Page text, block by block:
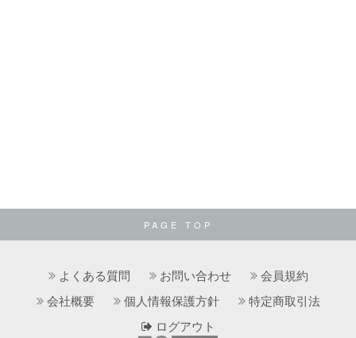
PAGE TOP
よくある質問 お問い合わせ
会員規約
会社概要
個人情報保護方針
特定商取引法
ログアウト